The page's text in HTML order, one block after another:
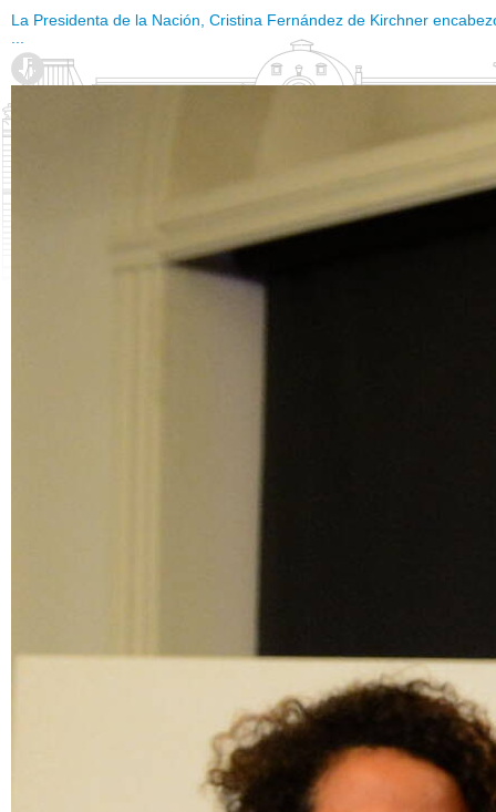
La Presidenta de la Nación, Cristina Fernández de Kirchner